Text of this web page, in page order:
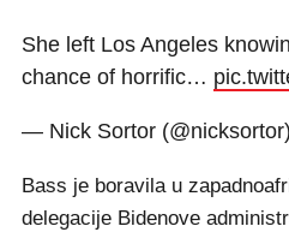
She left Los Angeles
chance of horrific…
— Nick Sortor (@nicksortor)
Bass je boravila u
delegacije Bidenove